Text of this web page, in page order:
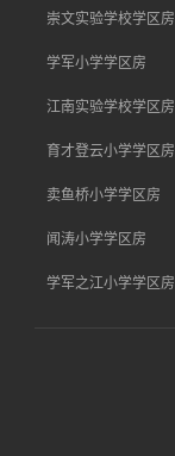
崇文实验学校学区房
学军小学学区房
江南实验学校学区房
育才登云小学学区房
卖鱼桥小学学区房
闻涛小学学区房
学军之江小学学区房